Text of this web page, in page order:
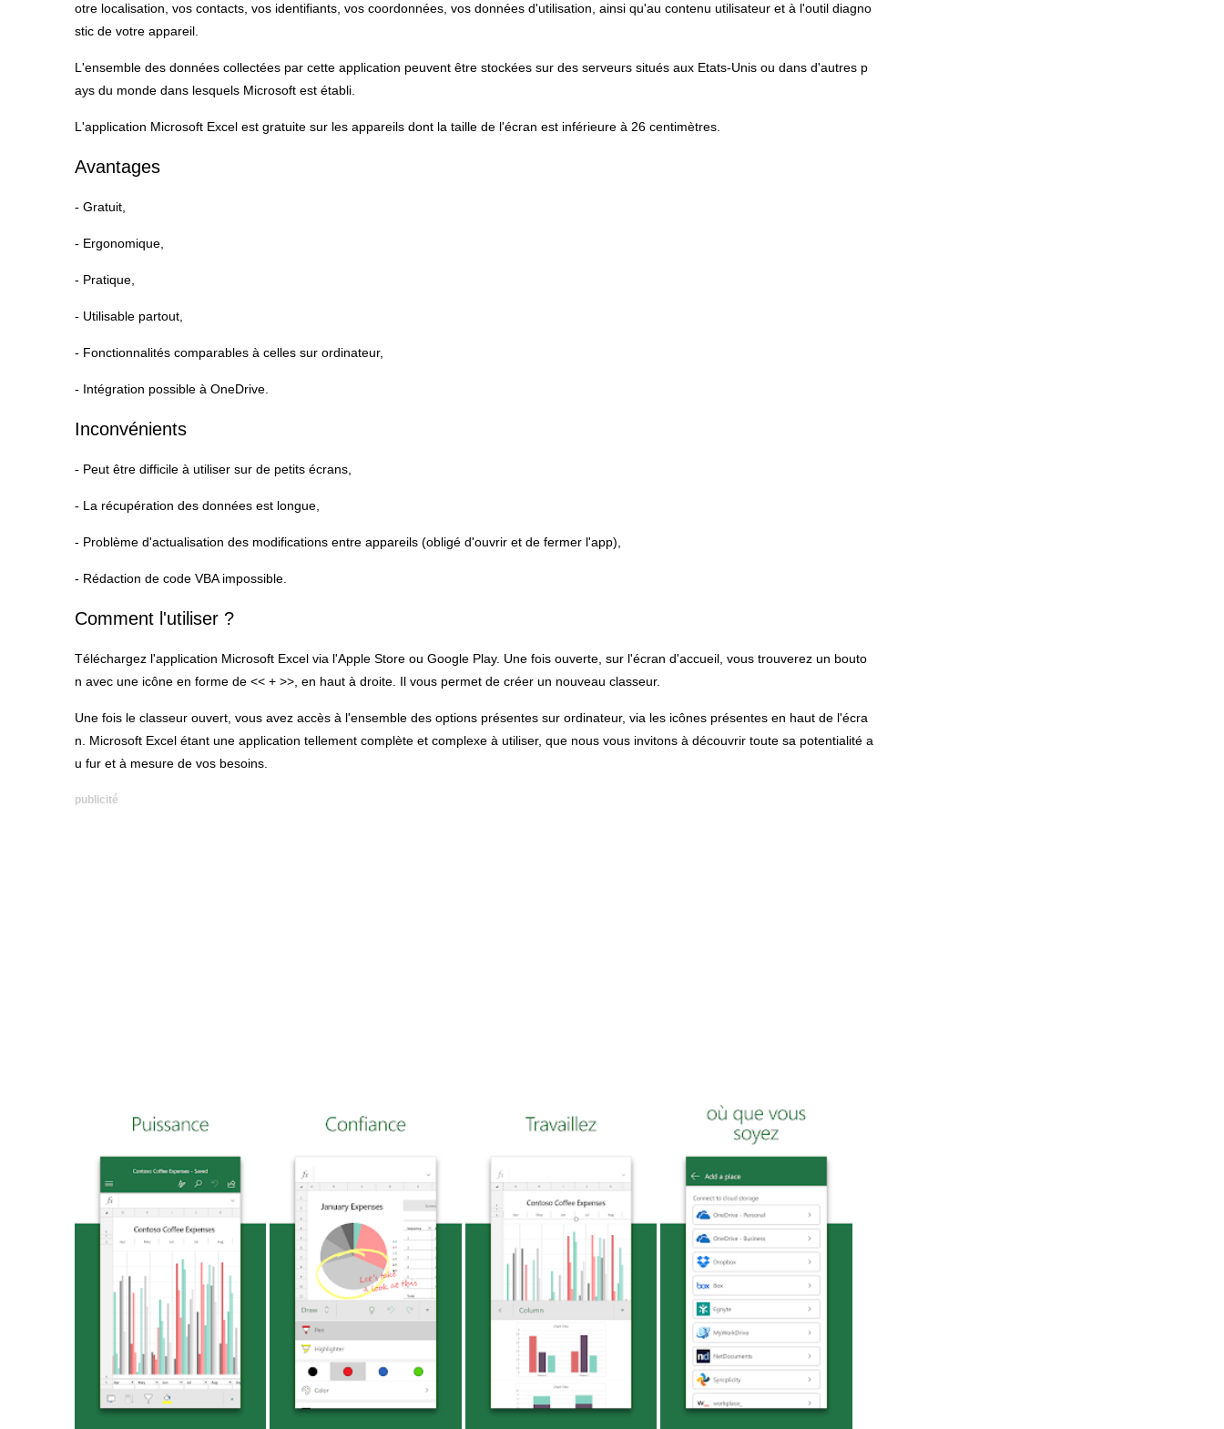
otre localisation, vos contacts, vos identifiants, vos coordonnées, vos données d'utilisation, ainsi qu'au contenu utilisateur et à l'outil diagno
stic de votre appareil.
L'ensemble des données collectées par cette application peuvent être stockées sur des serveurs situés aux Etats-Unis ou dans d'autres p
ays du monde dans lesquels Microsoft est établi.
L'application Microsoft Excel est gratuite sur les appareils dont la taille de l'écran est inférieure à 26 centimètres.
Avantages
- Gratuit,
- Ergonomique,
- Pratique,
- Utilisable partout,
- Fonctionnalités comparables à celles sur ordinateur,
- Intégration possible à OneDrive.
Inconvénients
- Peut être difficile à utiliser sur de petits écrans,
- La récupération des données est longue,
- Problème d'actualisation des modifications entre appareils (obligé d'ouvrir et de fermer l'app),
- Rédaction de code VBA impossible.
Comment l'utiliser ?
Téléchargez l'application Microsoft Excel via l'Apple Store ou Google Play. Une fois ouverte, sur l'écran d'accueil, vous trouverez un bouto
n avec une icône en forme de << + >>, en haut à droite. Il vous permet de créer un nouveau classeur.
Une fois le classeur ouvert, vous avez accès à l'ensemble des options présentes sur ordinateur, via les icônes présentes en haut de l'écra
n. Microsoft Excel étant une application tellement complète et complexe à utiliser, que nous vous invitons à découvrir toute sa potentialité a
u fur et à mesure de vos besoins.
publicité